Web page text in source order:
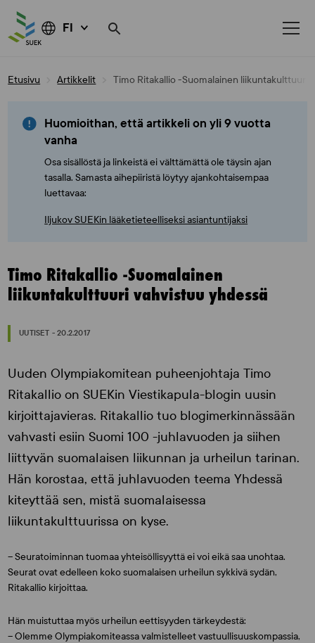
FI
Etusivu Artikkelit Timo Ritakallio -Suomalainen liikuntakulttuuri
Huomioithan, että artikkeli on yli 9 vuotta
vanha
Osa sisällöstä ja linkeistä ei välttämättä ole täysin ajan
tasalla. Samasta aihepiiristä löytyy ajankohtaisempaa
luettavaa:
Iljukov SUEKin lääketieteelliseksi asiantuntijaksi
Timo Ritakallio -Suomalainen
liikuntakulttuuri vahvistuu yhdessä
UUTISET - 20.2.2017
Uuden Olympiakomitean puheenjohtajaTimo
Ritakallioon SUEKin Viestikapula-blogin uusin
kirjoittajavieras. Ritakallio tuo blogimerkinnässään
vahvasti esiin Suomi 100 -juhlavuoden ja siihen
liittyvän suomalaisen liikunnan ja urheilun tarinan.
Hän korostaa, että juhlavuoden teema Yhdessä
kiteyttää sen, mistä suomalaisessa
liikuntakulttuurissa on kyse.
– Seuratoiminnan tuomaa yhteisöllisyyttä ei voi eikä saa unohtaa.
Seurat ovat edelleen koko suomalaisen urheilun sykkivä sydän,
Ritakallio kirjoittaa.
Hän muistuttaa myös urheilun eettisyyden tärkeydestä:
– Olemme Olympiakomiteassa valmistelleet vastuullisuuskompassia,